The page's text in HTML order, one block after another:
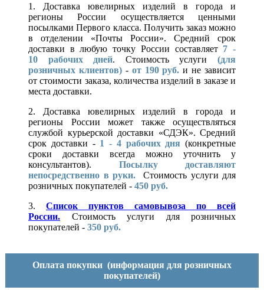
1. Доставка ювелирных изделий в города и
регионы России осуществляется ценными
посылками Первого класса. Получить заказ можно
в отделении «Почты России». Средний срок
доставки в любую точку России составляет 7 -
10 рабочих дней. Стоимость услуги(для
розничных клиентов)- от 190 руб. и не зависит
от стоимости заказа, количества изделий в заказе и
места доставки.
2. Доставка ювелирных изделий в города и
регионы России может также осуществляться
службой курьерской доставки «СДЭК». Средний
срок доставки - 1 - 4 рабочих дня (конкретные
сроки доставки всегда можно уточнить у
консультантов). Посылку доставляют
непосредственно в руки.
Стоимость услуги для
розничных покупателей - 450 руб.
3. Список пунктов самовывоза по всей
России.
Стоимость услуги для розничных
покупателей - 350 руб.
Оплата покупки (информация для розничных
покупателей)